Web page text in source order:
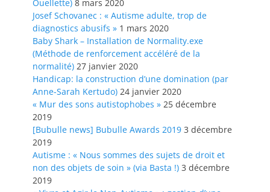
Ouellette) 8 mars 2020
Josef Schovanec : « Autisme adulte, trop de
diagnostics abusifs » 1 mars 2020
Baby Shark – Installation de Normality.exe
(Méthode de renforcement accéléré de la
normalité) 27 janvier 2020
Handicap: la construction d’une domination (par
Anne-Sarah Kertudo) 24 janvier 2020
« Mur des sons autistophobes » 25 décembre
2019
[Bubulle news] Bubulle Awards 2019 3 décembre
2019
Autisme : « Nous sommes des sujets de droit et
non des objets de soin » (via Basta !) 3 décembre
2019